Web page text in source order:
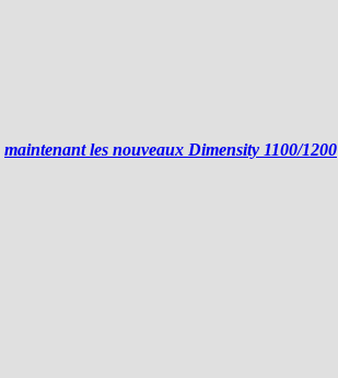
maintenant les nouveaux Dimensity 1100/1200